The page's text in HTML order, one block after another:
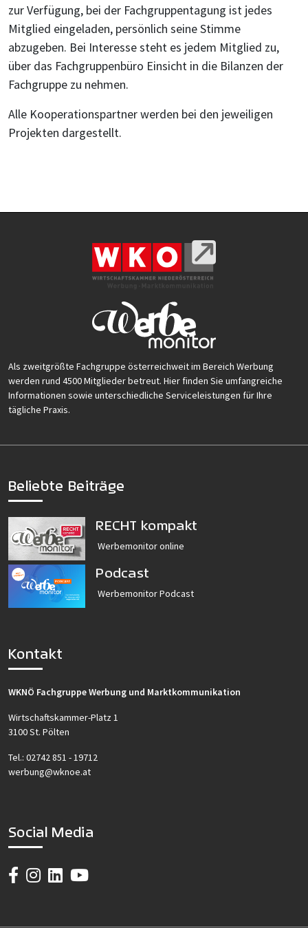
zur Verfügung, bei der Fachgruppentagung ist jedes
Mitglied eingeladen, persönlich seine Stimme
abzugeben. Bei Interesse steht es jedem Mitglied zu,
über das Fachgruppenbüro Einsicht in die Bilanzen der
Fachgruppe zu nehmen.
Alle Kooperationspartner werden bei den jeweiligen
Projekten dargestellt.
Als zweitgrößte Fachgruppe österreichweit im Bereich Werbung
werden rund 4500 Mitglieder betreut. Hier finden Sie umfangreiche
Informationen sowie unterschiedliche Serviceleistungen für Ihre
tägliche Praxis.
Beliebte Beiträge
RECHT kompakt
Werbemonitor online
Podcast
Werbemonitor Podcast
Kontakt
WKNÖ Fachgruppe Werbung und Marktkommunikation
Wirtschaftskammer-Platz 1
3100 St. Pölten
Tel.: 02742 851 - 19712
werbung@wknoe.at
Social Media